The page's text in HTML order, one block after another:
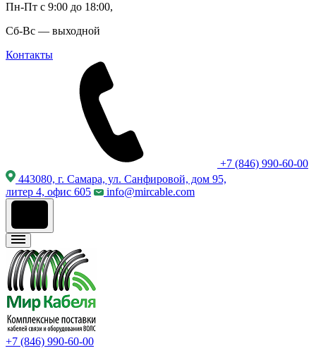
Пн-Пт с 9:00 до 18:00,
Сб-Вс — выходной
Контакты
+7 (846) 990-60-00
443080, г. Самара, ул. Санфировой, дом 95,
литер 4, офис 605
info@mircable.com
+7 (846) 990-60-00